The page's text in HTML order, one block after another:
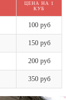
ЦЕНА НА 1
КУБ
100 руб
150 руб
200 руб
350 руб